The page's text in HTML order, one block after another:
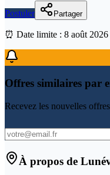
Postuler Partager
⏰ Date limite : 8 août 2026
Offres similaires par
Recevez les nouvelles
À propos de